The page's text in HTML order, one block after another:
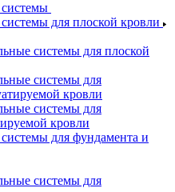
для плоской кровли
системы для плоской
системы для
кровли
системы для
кровли
для фундамента и
системы для